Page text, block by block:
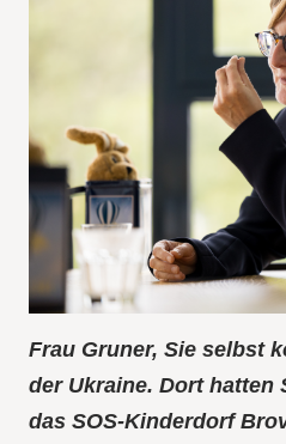
Frau Gruner, Sie selbst
der Ukraine. Dort hatten
das SOS-Kinderdorf